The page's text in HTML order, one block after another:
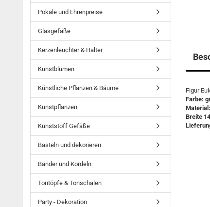
Figur
Farbe:
Breite
Pokale und Ehrenpreise
Glasgefäße
Kerzenleuchter & Halter
Kunstblumen
Künstliche Pflanzen & Bäume
Kunstpflanzen
Kunststoff Gefäße
Basteln und dekorieren
Bänder und Kordeln
Tontöpfe & Tonschalen
Party - Dekoration